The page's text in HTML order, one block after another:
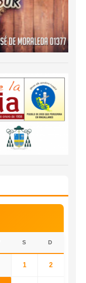
S D
1 2